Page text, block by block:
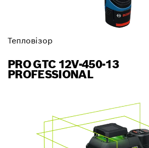
Тепловізор
PRO GTC 12V-450-13
PROFESSIONAL